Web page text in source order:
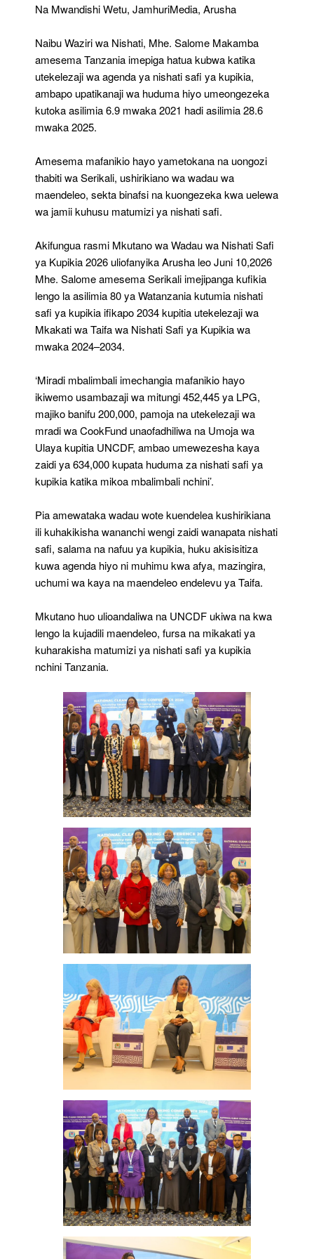
Lengo
La
Safi
Ya
La
2034
–
Na Mwandishi Wetu, JamhuriMedia, Arusha
Naibu Waziri wa Nishati, Mhe. Salome Makamba
amesema Tanzania imepiga hatua kubwa katika
utekelezaji wa agenda ya nishati safi ya kupikia,
ambapo upatikanaji wa huduma hiyo umeongezeka
kutoka asilimia 6.9 mwaka 2021 hadi asilimia 28.6
mwaka 2025.
Amesema mafanikio hayo yametokana na uongozi
thabiti wa Serikali, ushirikiano wa wadau wa
maendeleo, sekta binafsi na kuongezeka kwa uelewa
wa jamii kuhusu matumizi ya nishati safi.
Akifungua rasmi Mkutano wa Wadau wa Nishati Safi
ya Kupikia 2026 uliofanyika Arusha leo Juni 10,2026
Mhe. Salome amesema Serikali imejipanga kufikia
lengo la asilimia 80 ya Watanzania kutumia nishati
safi ya kupikia ifikapo 2034 kupitia utekelezaji wa
Mkakati wa Taifa wa Nishati Safi ya Kupikia wa
mwaka 2024–2034.
‘Miradi mbalimbali imechangia mafanikio hayo
ikiwemo usambazaji wa mitungi 452,445 ya LPG,
majiko banifu 200,000, pamoja na utekelezaji wa
mradi wa CookFund unaofadhiliwa na Umoja wa
Ulaya kupitia UNCDF, ambao umewezesha kaya
zaidi ya 634,000 kupata huduma za nishati safi ya
kupikia katika mikoa mbalimbali nchini’.
Pia amewataka wadau wote kuendelea kushirikiana
ili kuhakikisha wananchi wengi zaidi wanapata nishati
safi, salama na nafuu ya kupikia, huku akisisitiza
kuwa agenda hiyo ni muhimu kwa afya, mazingira,
uchumi wa kaya na maendeleo endelevu ya Taifa.
Mkutano huo ulioandaliwa na UNCDF ukiwa na kwa
lengo la kujadili maendeleo, fursa na mikakati ya
kuharakisha matumizi ya nishati safi ya kupikia
nchini Tanzania.